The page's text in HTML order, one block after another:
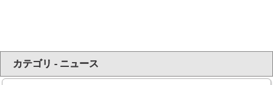
カテゴリ - ニュース